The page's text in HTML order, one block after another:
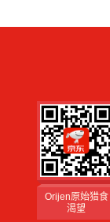
Orijen原始猎食
渴望
备受信赖宠物食
品
Orijen原始猎食
渴望